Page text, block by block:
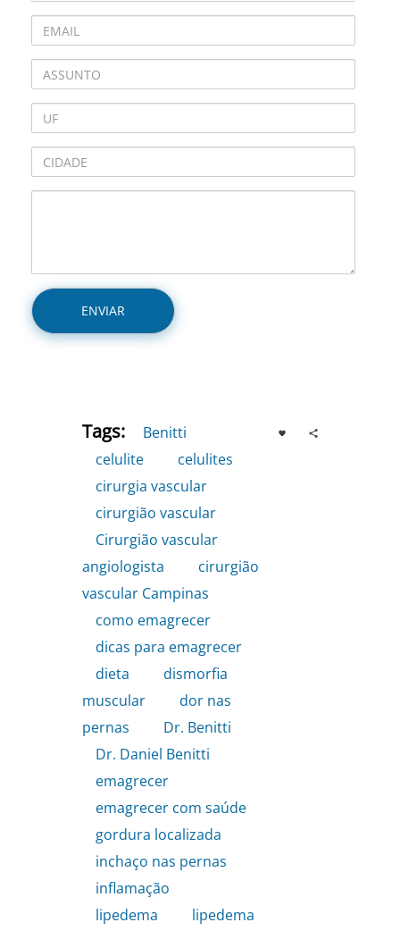
Tags: Benitti
celulite
celulites
cirurgia vascular
cirurgião vascular
Cirurgião vascular
angiologista
cirurgião
vascular Campinas
como emagrecer
dicas para emagrecer
dieta
dismorfia
muscular
dor nas
pernas
Dr. Benitti
Dr. Daniel Benitti
emagrecer
emagrecer com saúde
gordura localizada
inchaço nas pernas
inflamação
lipedema
lipedema